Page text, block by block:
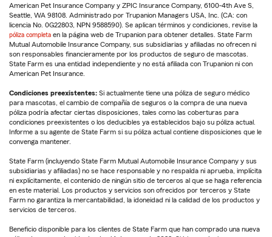
American Pet Insurance Company y ZPIC Insurance Company, 6100-4th Ave S,
Seattle, WA 98108. Administrado por Trupanion Managers USA, Inc. (CA: con
licencia No. 0G22803, NPN 9588590). Se aplican términos y condiciones, revise la
póliza completa en la página web de Trupanion para obtener detalles. State Farm
Mutual Automobile Insurance Company, sus subsidiarias y afiliadas no ofrecen ni
son responsables financieramente por los productos de seguro de mascotas.
State Farm es una entidad independiente y no está afiliada con Trupanion ni con
American Pet Insurance.
Condiciones preexistentes: Si actualmente tiene una póliza de seguro médico
para mascotas, el cambio de compañía de seguros o la compra de una nueva
póliza podría afectar ciertas disposiciones, tales como las coberturas para
condiciones preexistentes o los deducibles ya establecidos bajo su póliza actual.
Informe a su agente de State Farm si su póliza actual contiene disposiciones que le
convenga mantener.
State Farm (incluyendo State Farm Mutual Automobile Insurance Company y sus
subsidiarias y afiliadas) no se hace responsable y no respalda ni aprueba, implícita
ni explícitamente, el contenido de ningún sitio de terceros al que se haga referencia
en este material. Los productos y servicios son ofrecidos por terceros y State
Farm no garantiza la mercantabilidad, la idoneidad ni la calidad de los productos y
servicios de terceros.
Beneficio disponible para los clientes de State Farm que han comprado una nueva